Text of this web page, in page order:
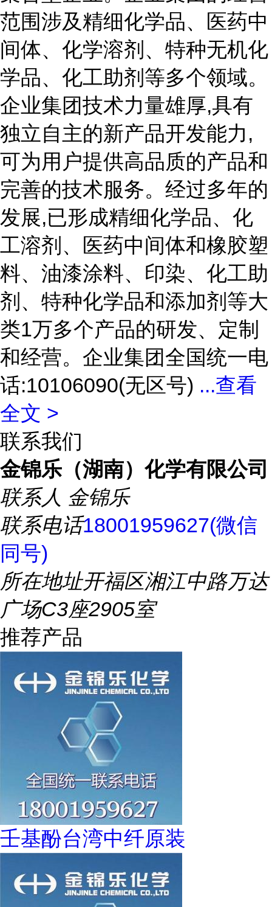
范围涉及精细化学品、医药中
间体、化学溶剂、特种无机化
学品、化工助剂等多个领域。
企业集团技术力量雄厚,具有
独立自主的新产品开发能力,
可为用户提供高品质的产品和
完善的技术服务。经过多年的
发展,已形成精细化学品、化
工溶剂、医药中间体和橡胶塑
料、油漆涂料、印染、化工助
剂、特种化学品和添加剂等大
类1万多个产品的研发、定制
和经营。企业集团全国统一电
话:10106090(无区号) ...查看
全文 >
联系我们
金锦乐（湖南）化学有限公司
联系人 金锦乐
联系电话18001959627(微信
同号)
所在地址开福区湘江中路万达
广场C3座2905室
推荐产品
壬基酚台湾中纤原装